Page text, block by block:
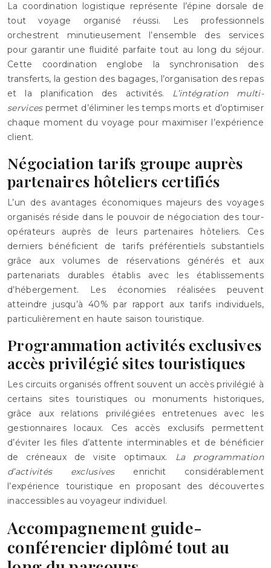
La coordination logistique représente l’épine dorsale de
tout voyage organisé réussi. Les professionnels
orchestrent minutieusement l’ensemble des services
pour garantir une fluidité parfaite tout au long du séjour.
Cette coordination englobe la synchronisation des
transferts, la gestion des bagages, l’organisation des repas
et la planification des activités. L’intégration multi-
services permet d’éliminer les temps morts et d’optimiser
chaque moment du voyage pour maximiser l’expérience
client.
Négociation tarifs groupe auprès
partenaires hôteliers certifiés
L’un des avantages économiques majeurs des voyages
organisés réside dans le pouvoir de négociation des tour-
opérateurs auprès de leurs partenaires hôteliers. Ces
derniers bénéficient de tarifs préférentiels substantiels
grâce aux volumes de réservations générés et aux
partenariats durables établis avec les établissements
d’hébergement. Les économies réalisées peuvent
atteindre jusqu’à 40% par rapport aux tarifs individuels,
particulièrement en haute saison touristique.
Programmation activités exclusives
accès privilégié sites touristiques
Les circuits organisés offrent souvent un accès privilégié à
certains sites touristiques ou monuments historiques,
grâce aux relations privilégiées entretenues avec les
gestionnaires locaux. Ces accès exclusifs permettent
d’éviter les files d’attente interminables et de bénéficier
de créneaux de visite optimaux. La programmation
d’activités exclusives enrichit considérablement
l’expérience touristique en proposant des découvertes
inaccessibles au voyageur individuel.
Accompagnement guide-
conférencier diplômé tout au